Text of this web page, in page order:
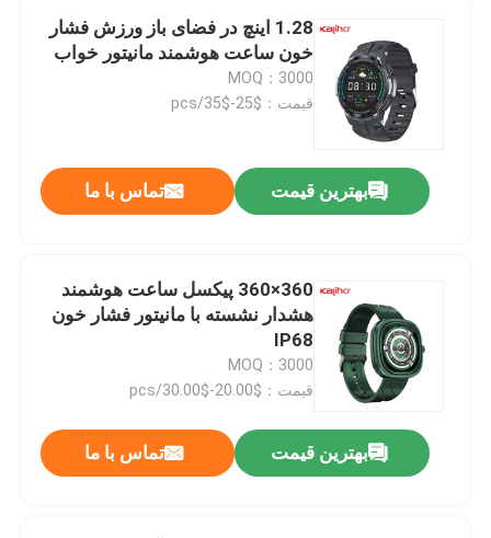
1.28 اینچ در فضای باز ورزش فشار
خون ساعت هوشمند مانیتور خواب
MOQ：3000
قیمت：$25-$35/pcs
بهترین قیمت تماس با ما
360×360 پیکسل ساعت هوشمند
هشدار نشسته با مانیتور فشار خون
IP68
MOQ：3000
قیمت：$20.00-$30.00/pcs
بهترین قیمت تماس با ما